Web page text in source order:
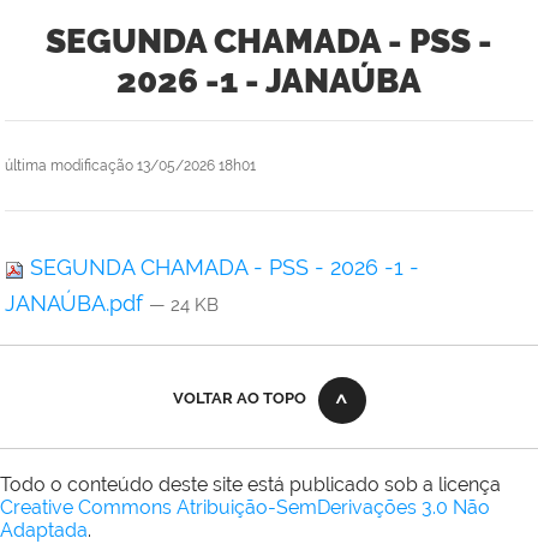
SEGUNDA CHAMADA - PSS -
2026 -1 - JANAÚBA
última modificação 13/05/2026 18h01
SEGUNDA CHAMADA - PSS - 2026 -1 -
JANAÚBA.pdf — 24 KB
VOLTAR AO TOPO
Todo o conteúdo deste site está publicado sob a licença
Creative Commons Atribuição-SemDerivações 3.0 Não
Adaptada.